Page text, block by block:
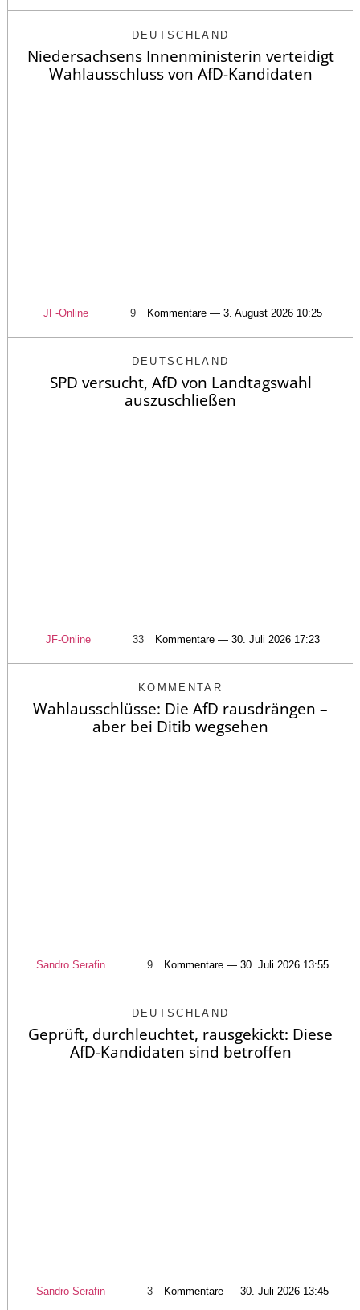
DEUTSCHLAND
Niedersachsens Innenministerin verteidigt
Wahlausschluss von AfD-Kandidaten
JF-Online 9 Kommentare — 3. August 2026 10:25
DEUTSCHLAND
SPD versucht, AfD von Landtagswahl
auszuschließen
JF-Online 33 Kommentare — 30. Juli 2026 17:23
KOMMENTAR
Wahlausschlüsse: Die AfD rausdrängen –
aber bei Ditib wegsehen
Sandro Serafin 9 Kommentare — 30. Juli 2026 13:55
DEUTSCHLAND
Geprüft, durchleuchtet, rausgekickt: Diese
AfD-Kandidaten sind betroffen
Sandro Serafin 3 Kommentare — 30. Juli 2026 13:45